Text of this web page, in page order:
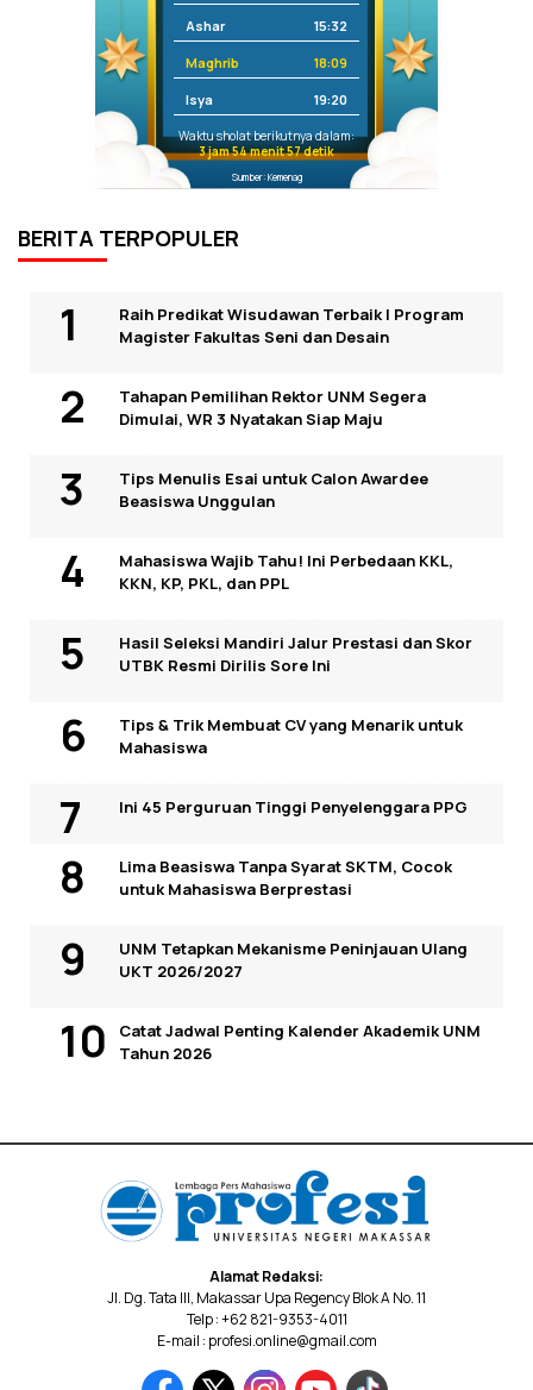
Ashar 15:32
Maghrib 18:09
Isya 19:20
Waktu sholat berikutnya dalam:
3 jam 54 menit 57 detik
Sumber: Kemenag
BERITA TERPOPULER
Raih Predikat Wisudawan Terbaik I Program
Magister Fakultas Seni dan Desain
Tahapan Pemilihan Rektor UNM Segera
Dimulai, WR 3 Nyatakan Siap Maju
Tips Menulis Esai untuk Calon Awardee
Beasiswa Unggulan
Mahasiswa Wajib Tahu! Ini Perbedaan KKL,
KKN, KP, PKL, dan PPL
Hasil Seleksi Mandiri Jalur Prestasi dan Skor
UTBK Resmi Dirilis Sore Ini
Tips & Trik Membuat CV yang Menarik untuk
Mahasiswa
Ini 45 Perguruan Tinggi Penyelenggara PPG
Lima Beasiswa Tanpa Syarat SKTM, Cocok
untuk Mahasiswa Berprestasi
UNM Tetapkan Mekanisme Peninjauan Ulang
UKT 2026/2027
Catat Jadwal Penting Kalender Akademik UNM
Tahun 2026
Alamat Redaksi:
Jl. Dg. Tata III, Makassar Upa Regency Blok A No. 11
Telp : +62 821-9353-4011
E-mail : profesi.online@gmail.com